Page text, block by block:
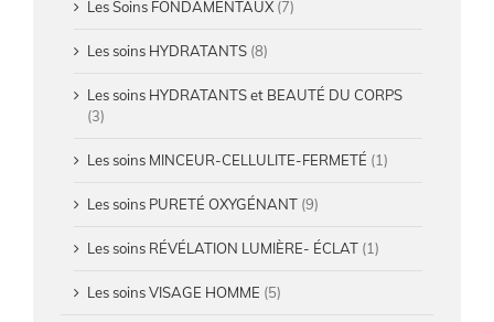
Les Soins FONDAMENTAUX (7)
Les soins HYDRATANTS (8)
Les soins HYDRATANTS et BEAUTÉ DU CORPS
(3)
Les soins MINCEUR-CELLULITE-FERMETÉ (1)
Les soins PURETÉ OXYGÉNANT (9)
Les soins RÉVÉLATION LUMIÈRE- ÉCLAT (1)
Les soins VISAGE HOMME (5)